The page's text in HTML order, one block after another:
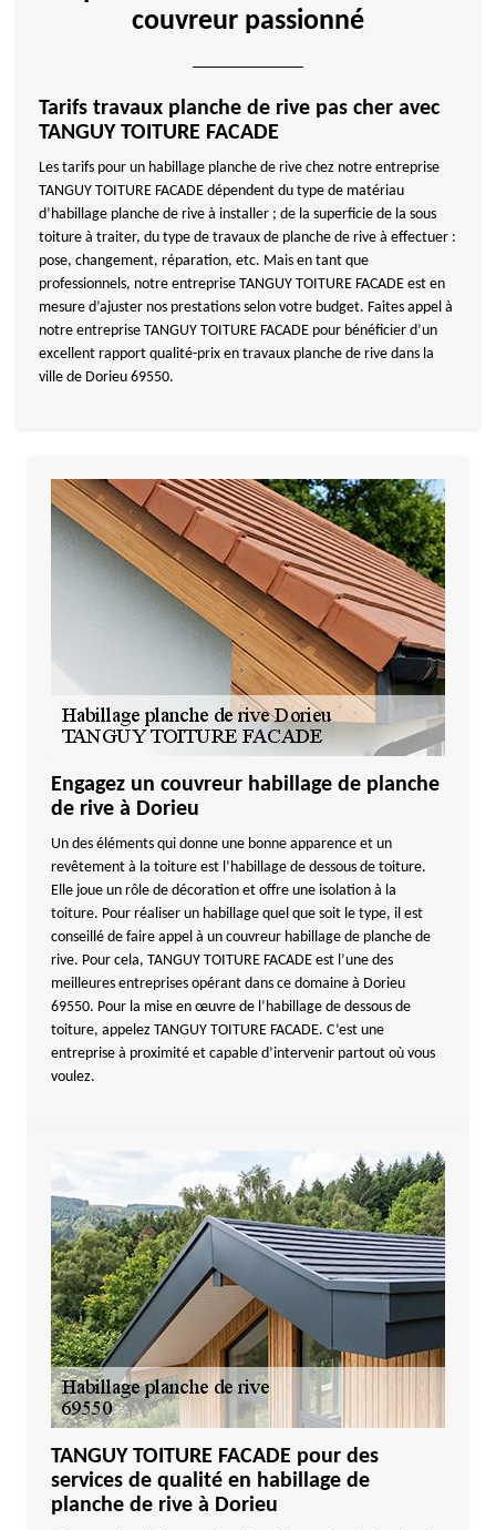
couvreur passionné
Tarifs travaux planche de rive pas cher avec
TANGUY TOITURE FACADE
Les tarifs pour un habillage planche de rive chez notre entreprise
TANGUY TOITURE FACADE dépendent du type de matériau
d’habillage planche de rive à installer ; de la superficie de la sous
toiture à traiter, du type de travaux de planche de rive à effectuer :
pose, changement, réparation, etc. Mais en tant que
professionnels, notre entreprise TANGUY TOITURE FACADE est en
mesure d’ajuster nos prestations selon votre budget. Faites appel à
notre entreprise TANGUY TOITURE FACADE pour bénéficier d’un
excellent rapport qualité-prix en travaux planche de rive dans la
ville de Dorieu 69550.
Engagez un couvreur habillage de planche
de rive à Dorieu
Un des éléments qui donne une bonne apparence et un
revêtement à la toiture est l’habillage de dessous de toiture.
Elle joue un rôle de décoration et offre une isolation à la
toiture. Pour réaliser un habillage quel que soit le type, il est
conseillé de faire appel à un couvreur habillage de planche de
rive. Pour cela, TANGUY TOITURE FACADE est l’une des
meilleures entreprises opérant dans ce domaine à Dorieu
69550. Pour la mise en œuvre de l’habillage de dessous de
toiture, appelez TANGUY TOITURE FACADE. C’est une
entreprise à proximité et capable d’intervenir partout où vous
voulez.
TANGUY TOITURE FACADE pour des
services de qualité en habillage de
planche de rive à Dorieu